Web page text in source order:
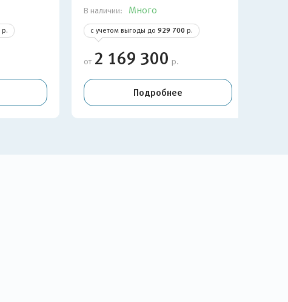
р.
В наличии: Много
с учетом выгоды до 929 700 р.
от 2 169 300 р.
Подробнее